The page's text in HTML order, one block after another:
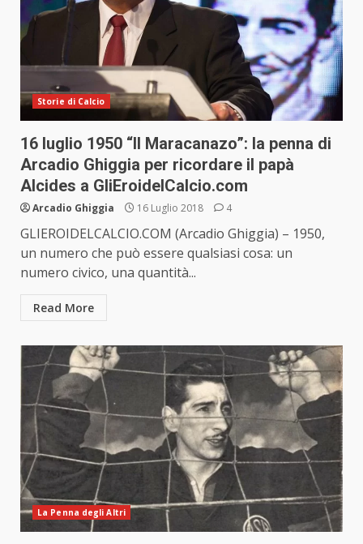
Storie di Calcio
16 luglio 1950 “Il Maracanazo”: la penna di
Arcadio Ghiggia per ricordare il papà
Alcides a GliEroidelCalcio.com
Arcadio Ghiggia 16 Luglio 2018 4
GLIEROIDELCALCIO.COM (Arcadio Ghiggia) – 1950,
un numero che può essere qualsiasi cosa: un
numero civico, una quantità...
Read More
La Penna degli Altri